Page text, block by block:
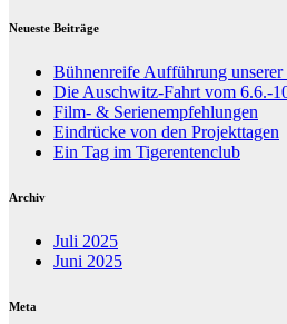
Neueste Beiträge
Bühnenreife Aufführung
Die Auschwitz-Fahrt vom 6.6.-
Film- & Serienempfehlungen
Eindrücke von den Projekttagen
Ein Tag im Tigerentenclub
Archiv
Juli 2025
Juni 2025
Meta